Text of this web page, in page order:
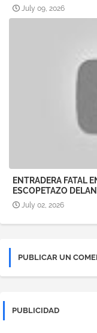
July 09, 2026
ENTRADERA FATAL
ESCOPETAZO
July 02, 2026
PUBLICAR UN
PUBLICIDAD